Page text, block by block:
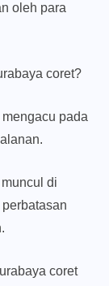
oleh para
coret?
pada
di
coret